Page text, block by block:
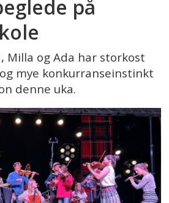
på
Milla og Ada har storkost
mye konkurranseinstinkt
denne uka.